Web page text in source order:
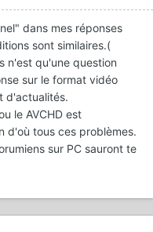
dans mes réponses
sont similaires.(
n'est qu'une question
sur le format vidéo
d'actualités.
le AVCHD est
d'où tous ces problèmes.
sur PC sauront te